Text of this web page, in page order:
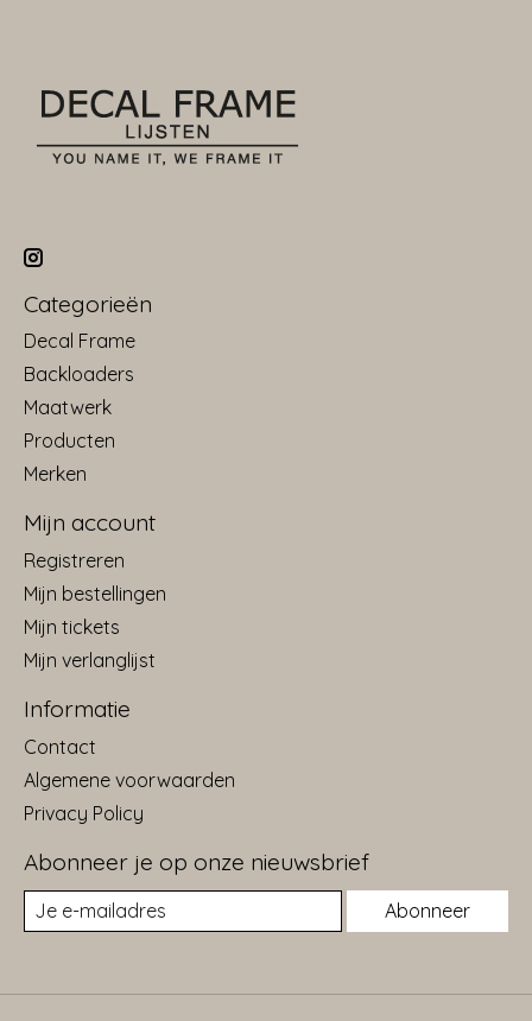
Categorieën
Decal Frame
Backloaders
Maatwerk
Producten
Merken
Mijn account
Registreren
Mijn bestellingen
Mijn tickets
Mijn verlanglijst
Informatie
Contact
Algemene voorwaarden
Privacy Policy
Abonneer je op onze nieuwsbrief
Abonneer